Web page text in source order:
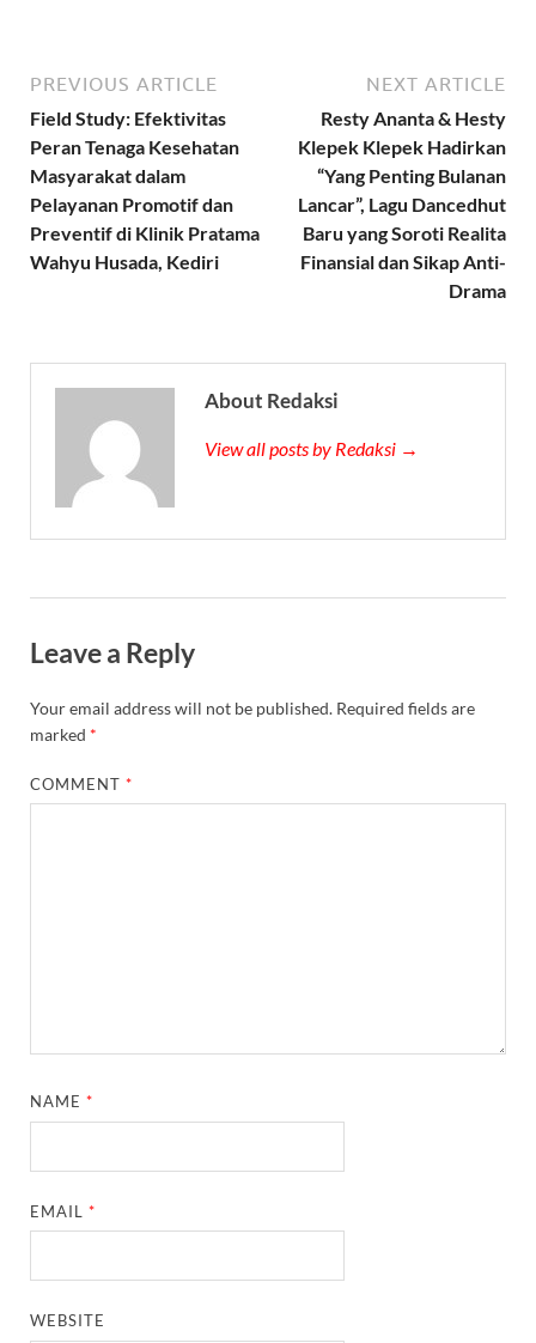
PREVIOUS ARTICLE
Field Study: Efektivitas
Peran Tenaga Kesehatan
Masyarakat dalam
Pelayanan Promotif dan
Preventif di Klinik Pratama
Wahyu Husada, Kediri
NEXT ARTICLE
Resty Ananta & Hesty
Klepek Klepek Hadirkan
“Yang Penting Bulanan
Lancar”, Lagu Dancedhut
Baru yang Soroti Realita
Finansial dan Sikap Anti-
Drama
About Redaksi
View all posts by Redaksi →
Leave a Reply
Your email address will not be published. Required fields are
marked *
COMMENT*
NAME*
EMAIL*
WEBSITE